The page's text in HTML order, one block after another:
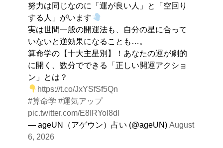
努力は同じなのに「運が良い人」と「空回り
する人」がいます
実は世間一般の開運法も、自分の星に合って
いないと逆効果になることも…。
算命学の【十大主星別】！あなたの運が劇的
に開く、数分でできる「正しい開運アクショ
ン」とは？
https://t.co/JxYSfSf5Qn
#算命学 #運気アップ
pic.twitter.com/E8IRYol8dl
— ageUN（アゲウン）占い (@ageUN)August
6, 2026